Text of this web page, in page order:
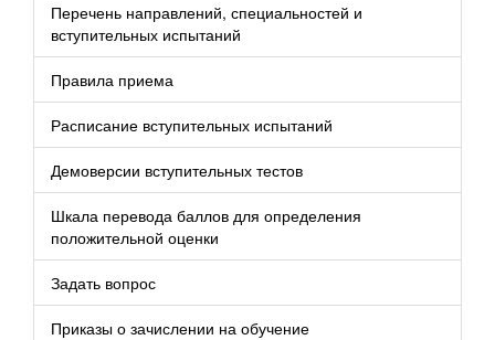
Перечень направлений, специальностей и
вступительных испытаний
Правила приема
Расписание вступительных испытаний
Демоверсии вступительных тестов
Шкала перевода баллов для определения
положительной оценки
Задать вопрос
Приказы о зачислении на обучение